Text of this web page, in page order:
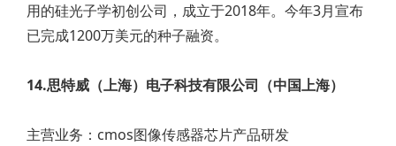
用的硅光子学初创公司，成立于2018年。今年3月宣布
已完成1200万美元的种子融资。
14.思特威（上海）电子科技有限公司（中国上海）
主营业务：cmos图像传感器芯片产品研发